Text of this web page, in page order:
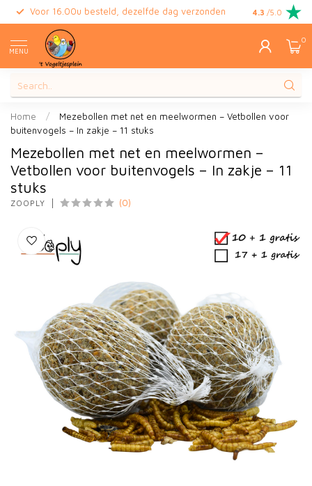
Voor 16.00u besteld, dezelfde dag verzonden Gratis
4.3 /5.0
MENU
0
Home /
Mezebollen met net en meelwormen – Vetbollen voor
buitenvogels – In zakje – 11 stuks
Mezebollen met net en meelwormen –
Vetbollen voor buitenvogels – In zakje – 11
stuks
ZOOPLY (0)